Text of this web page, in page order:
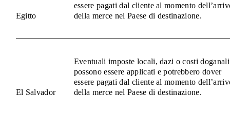
Egitto
essere pagati dal cliente al momento
della merce nel Paese di destinazione.
El Salvador
Eventuali imposte locali, dazi o costi doganali
possono essere applicati e potrebbero dover
essere pagati dal cliente al momento
della merce nel Paese di destinazione.